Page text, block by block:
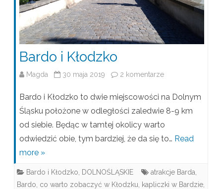
Bardo i Kłodzko
Magda 30 maja 2019 2 komentarze
B
a
r
Bardo i Kłodzko to dwie miejscowości na Dolnym
Śląsku położone w odległości zaledwie 8-9 km
od siebie. Będąc w tamtej okolicy warto
odwiedzić obie, tym bardziej, że da się to… Read
more »
Bardo i Kłodzko DOLNOŚLĄSKIE atrakcje Barda
Bardo co warto zobaczyć w Kłodzku kapliczki w Bardzie